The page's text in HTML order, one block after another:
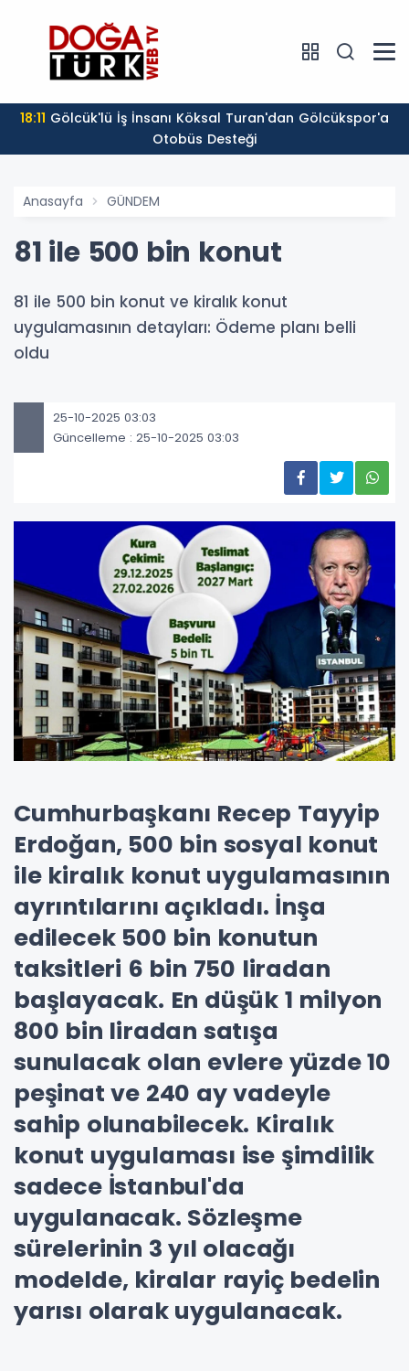
18:11
Otobüs Desteği
Anasayfa GÜNDEM
81 ile 500 bin konut
81 ile 500 bin konut ve kiralık konut
uygulamasının detayları: Ödeme planı belli
oldu
25-10-2025 03:03
Güncelleme : 25-10-2025 03:03
Cumhurbaşkanı Recep Tayyip
Erdoğan, 500 bin sosyal konut
ile kiralık konut uygulamasının
ayrıntılarını açıkladı. İnşa
edilecek 500 bin konutun
taksitleri 6 bin 750 liradan
başlayacak. En düşük 1 milyon
800 bin liradan satışa
sunulacak olan evlere yüzde 10
peşinat ve 240 ay vadeyle
sahip olunabilecek. Kiralık
konut uygulaması ise şimdilik
sadece İstanbul'da
uygulanacak. Sözleşme
sürelerinin 3 yıl olacağı
modelde, kiralar rayiç bedelin
yarısı olarak uygulanacak.